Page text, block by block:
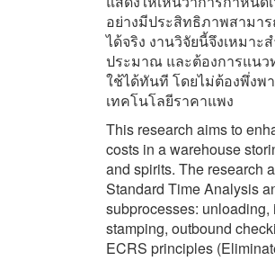
อย่างมีประสิทธิภาพสามา
ได้จริง งานวิจัยนี้จึงเหมา
ประมาณ และต้องการแน
ใช้ได้ทันที โดยไม่ต้องพึ่ง
เทคโนโลยีราคาแพง
This research aims to
costs in a warehouse
and spirits. The research
Standard Time Analysis
subprocesses:
stamping, outbound
ECRS principles